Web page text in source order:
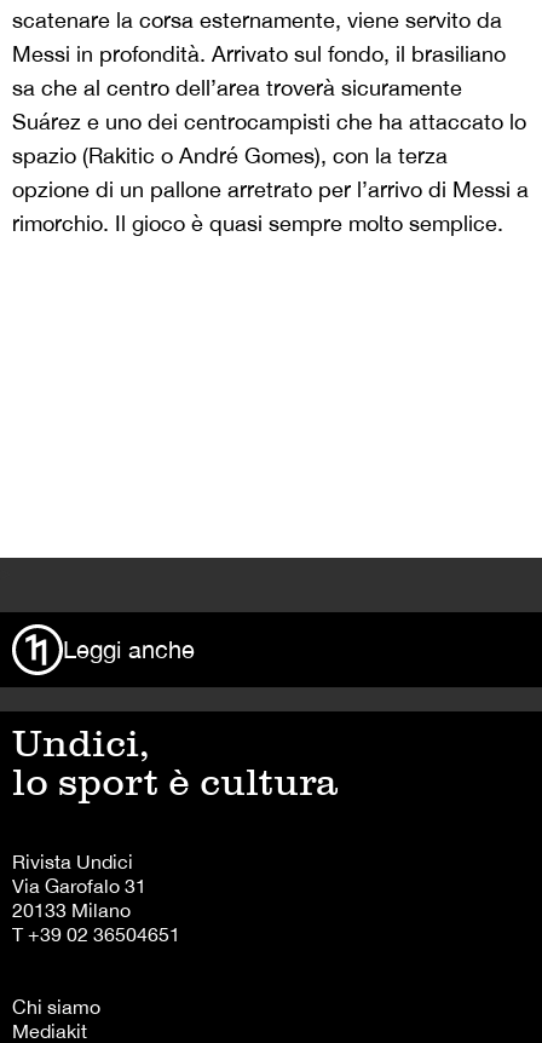
scatenare la corsa esternamente, viene servito da
Messi in profondità. Arrivato sul fondo, il brasiliano
sa che al centro dell’area troverà sicuramente
Suárez e uno dei centrocampisti che ha attaccato lo
spazio (Rakitic o André Gomes), con la terza
opzione di un pallone arretrato per l’arrivo di Messi a
rimorchio. Il gioco è quasi sempre molto semplice.
Leggi anche
Undici,
lo sport è cultura
Rivista Undici
Via Garofalo 31
20133 Milano
T +39 02 36504651
Chi siamo
Mediakit